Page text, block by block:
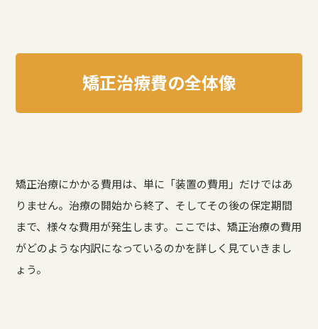
矯正治療費の全体像
矯正治療にかかる費用は、単に「装置の費用」だけではあ
りません。治療の開始から終了、そしてその後の保定期間
まで、様々な費用が発生します。ここでは、矯正治療の費用
がどのような内訳になっているのかを詳しく見ていきまし
ょう。